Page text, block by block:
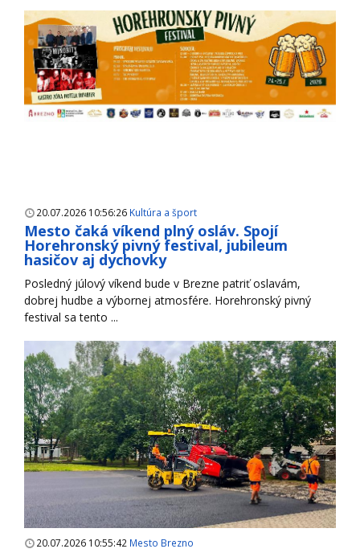
20.07.2026 10:56:26 Kultúra a šport
Mesto čaká víkend plný osláv. Spojí
Horehronský pivný festival, jubileum
hasičov aj dychovky
Posledný júlový víkend bude v Brezne patriť oslavám,
dobrej hudbe a výbornej atmosfére. Horehronský pivný
festival sa tento ...
20.07.2026 10:55:42 Mesto Brezno